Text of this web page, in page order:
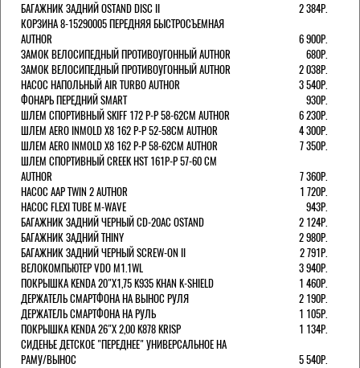
БАГАЖНИК ЗАДНИЙ OSTAND DISC II
2 384Р.
КОРЗИНА 8-15290005 ПЕРЕДНЯЯ БЫСТРОСЪЕМНАЯ
AUTHOR
6 900Р.
ЗАМОК ВЕЛОСИПЕДНЫЙ ПРОТИВОУГОННЫЙ AUTHOR
680Р.
ЗАМОК ВЕЛОСИПЕДНЫЙ ПРОТИВОУГОННЫЙ AUTHOR
2 038Р.
НАСОС НАПОЛЬНЫЙ AIR TURBO AUTHOR
3 540Р.
ФОНАРЬ ПЕРЕДНИЙ SMART
930Р.
ШЛЕМ СПОРТИВНЫЙ SKIFF 172 Р-Р 58-62СМ AUTHOR
6 230Р.
ШЛЕМ AERO INMOLD X8 162 Р-Р 52-58СМ AUTHOR
4 300Р.
ШЛЕМ AERO INMOLD X8 162 Р-Р 58-62СМ AUTHOR
7 350Р.
ШЛЕМ СПОРТИВНЫЙ CREEK HST 161Р-Р 57-60 СМ
AUTHOR
7 360Р.
НАСОС AAP TWIN 2 AUTHOR
1 720Р.
НАСОС FLEXI TUBE M-WAVE
943Р.
БАГАЖНИК ЗАДНИЙ ЧЕРНЫЙ СD-20AC OSTAND
2 124Р.
БАГАЖНИК ЗАДНИЙ THINY
2 980Р.
БАГАЖНИК ЗАДНИЙ ЧЕРНЫЙ SCREW-ON II
2 791Р.
ВЕЛОКОМПЬЮТЕР VDO M1.1WL
3 940Р.
ПОКРЫШКА KENDA 20"Х1,75 K935 KHAN K-SHIELD
1 460Р.
ДЕРЖАТЕЛЬ СМАРТФОНА НА ВЫНОС РУЛЯ
2 190Р.
ДЕРЖАТЕЛЬ СМАРТФОНА НА РУЛЬ
1 105Р.
ПОКРЫШКА KENDA 26"Х 2,00 K878 KRISP
1 134Р.
СИДЕНЬЕ ДЕТСКОЕ "ПЕРЕДНЕЕ" УНИВЕРСАЛЬНОЕ НА
РАМУ/ВЫНОС
5 540Р.